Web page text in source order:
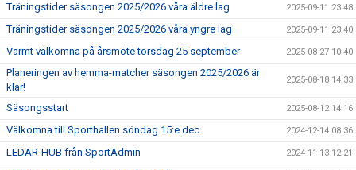
Träningstider säsongen 2025/2026 våra äldre lag 2025-09-11 23:48
Träningstider säsongen 2025/2026 våra yngre lag 2025-09-11 23:40
Varmt välkomna på årsmöte torsdag 25 september 2025-08-27 10:40
Planeringen av hemma-matcher säsongen 2025/2026 är
klar!
2025-08-18 14:33
Säsongsstart 2025-08-12 14:16
Välkomna till Sporthallen söndag 15:e dec 2024-12-14 08:36
LEDAR-HUB från SportAdmin 2024-11-13 12:21